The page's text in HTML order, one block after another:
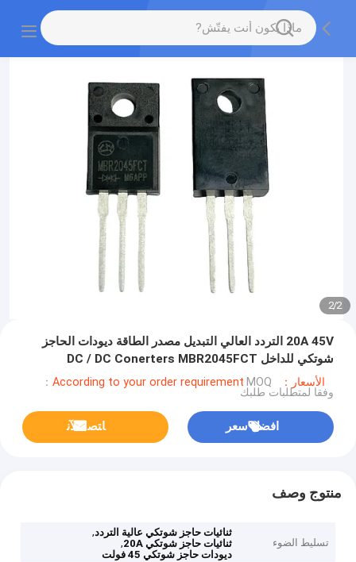
2
/
2
20A 45V التردد العالي التبديل مصدر الطاقة ديودات الحاجز
شوتكي للداخل DC / DC Conerters MBR2045FCT
الأسعار：According to your order requirement MOQ：
وفقا لمتطلبات طلبك
افضل سعر ﺎﺘﺼﻟ ﺍﻶﻧ
منتوج وصف
تسليط الضوء
ثنائيات حاجز شوتكي عالية التردد,
ثنائيات حاجز شوتكي 20A
,
ديودات حاجز شوتكي 45 فولت